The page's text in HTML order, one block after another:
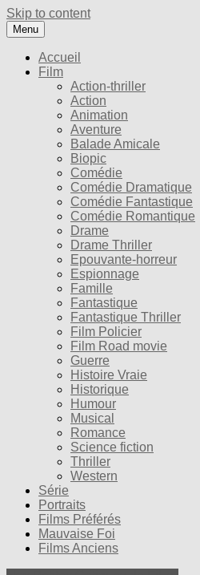
Skip to content
Menu
Accueil
Film
Action-thriller
Action
Animation
Aventure
Balade Amicale
Biopic
Comédie
Comédie Dramatique
Comédie Fantastique
Comédie Romantique
Drame
Drame Thriller
Epouvante-horreur
Espionnage
Famille
Fantastique
Fantastique Thriller
Film Policier
Film Road movie
Guerre
Histoire Vraie
Historique
Humour
Musical
Romance
Science fiction
Thriller
Western
Série
Portraits
Films Préférés
Mauvaise Foi
Films Anciens